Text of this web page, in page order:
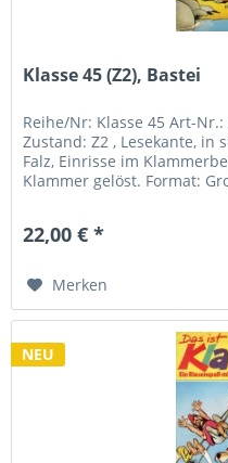
Klasse 45 (Z2), Bastei
Reihe/Nr: Klasse 45 Art-Nr.:
Zustand: Z2 , Lesekante, in
Falz, Einrisse im
Klammer gelöst. Format:
22,00 € *
Merken
NEU